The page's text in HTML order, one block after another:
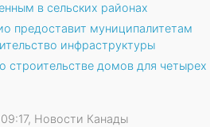
в сельских районах
предоставит муниципалитетам
инфраструктуры
строительстве домов для четырех
Новости Канады